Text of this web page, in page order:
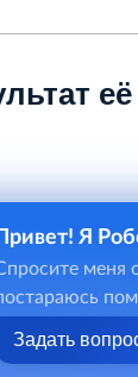
её
Привет! Я
меня
Задать